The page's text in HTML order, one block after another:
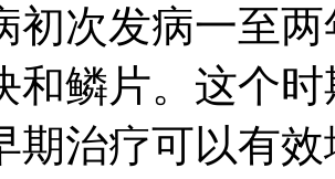
初次发病一至
和鳞片。这个
期治疗可以有